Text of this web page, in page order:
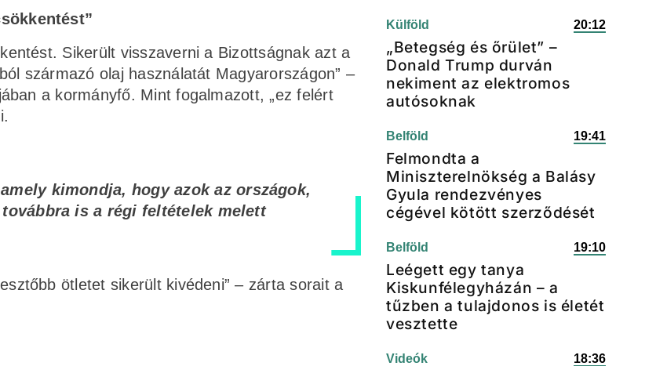
Sikerült visszaverni a Bizottságnak azt a
származó olaj használatát Magyarországon” –
a kormányfő. Mint fogalmazott, „ez felért
kimondja, hogy azok az országok,
is a régi feltételek melett
ötletet sikerült kivédeni” – zárta sorait a
Külföld 20:12
„Betegség és őrület” –
Donald Trump durván
nekiment az elektromos
autósoknak
Belföld 19:41
Felmondta a
Miniszterelnökség a Balásy
Gyula rendezvényes
cégével kötött szerződését
Belföld 19:10
Leégett egy tanya
Kiskunfélegyházán – a
tűzben a tulajdonos is életét
vesztette
Videók 18:36